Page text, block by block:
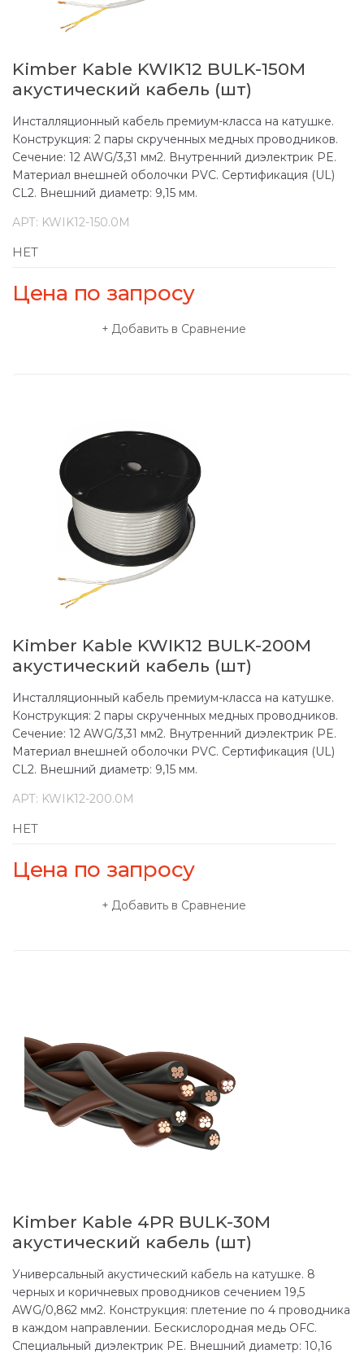
Kimber Kable KWIK12 BULK-150M
акустический кабель (шт)
Инсталляционный кабель премиум-класса на катушке.
Конструкция: 2 пары скрученных медных проводников.
Сечение: 12 AWG/3,31 мм2. Внутренний диэлектрик PE.
Материал внешней оболочки PVC. Сертификация (UL)
CL2. Внешний диаметр: 9,15 мм.
АРТ: KWIK12-150.0M
НЕТ
Цена по запросу
Добавить в Сравнение
Kimber Kable KWIK12 BULK-200M
акустический кабель (шт)
Инсталляционный кабель премиум-класса на катушке.
Конструкция: 2 пары скрученных медных проводников.
Сечение: 12 AWG/3,31 мм2. Внутренний диэлектрик PE.
Материал внешней оболочки PVC. Сертификация (UL)
CL2. Внешний диаметр: 9,15 мм.
АРТ: KWIK12-200.0M
НЕТ
Цена по запросу
Добавить в Сравнение
Kimber Kable 4PR BULK-30M
акустический кабель (шт)
Универсальный акустический кабель на катушке. 8
черных и коричневых проводников сечением 19,5
AWG/0,862 мм2. Конструкция: плетение по 4 проводника
в каждом направлении. Бескислородная медь OFC.
Специальный диэлектрик PE. Внешний диаметр: 10,16